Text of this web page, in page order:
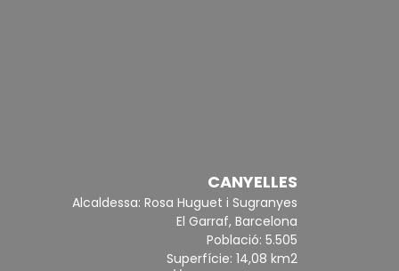
CANYELLES
Alcaldessa: Rosa Huguet i Sugranyes
El Garraf, Barcelona
Població: 5.505
Superfície: 14,08 km2